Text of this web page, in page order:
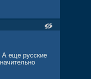
А еще русские